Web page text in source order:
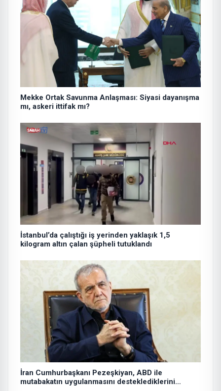
Mekke Ortak Savunma Anlaşması: Siyasi dayanışma
mı, askeri ittifak mı?
İstanbul’da çalıştığı iş yerinden yaklaşık 1,5
kilogram altın çalan şüpheli tutuklandı
İran Cumhurbaşkanı Pezeşkiyan, ABD ile
mutabakatın uygulanmasını desteklediklerini